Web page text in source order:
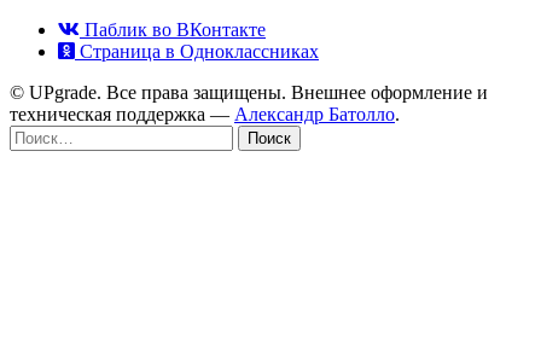
Паблик во ВКонтакте
Страница в Одноклассниках
© UPgrade. Все права защищены. Внешнее оформление и
техническая поддержка — Александр Батолло.
Найти: